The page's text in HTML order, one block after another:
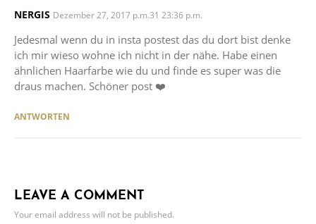
NERGIS SAYS:
Dezember 27, 2017 p.m.31 23:36 p.m.
Jedesmal wenn du in insta postest das du dort bist denke
ich mir wieso wohne ich nicht in der nähe. Habe einen
ähnlichen Haarfarbe wie du und finde es super was die
draus machen. Schöner post ❤️
ANTWORTEN
LEAVE A COMMENT
Your email address will not be published.